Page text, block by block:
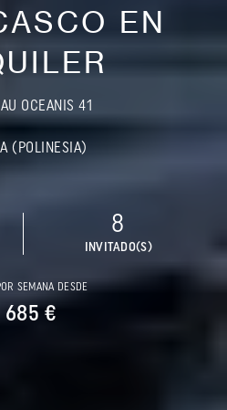
EN
OCEANIS 41
(POLINESIA)
8
INVITADO(S)
SEMANA DESDE
685 €